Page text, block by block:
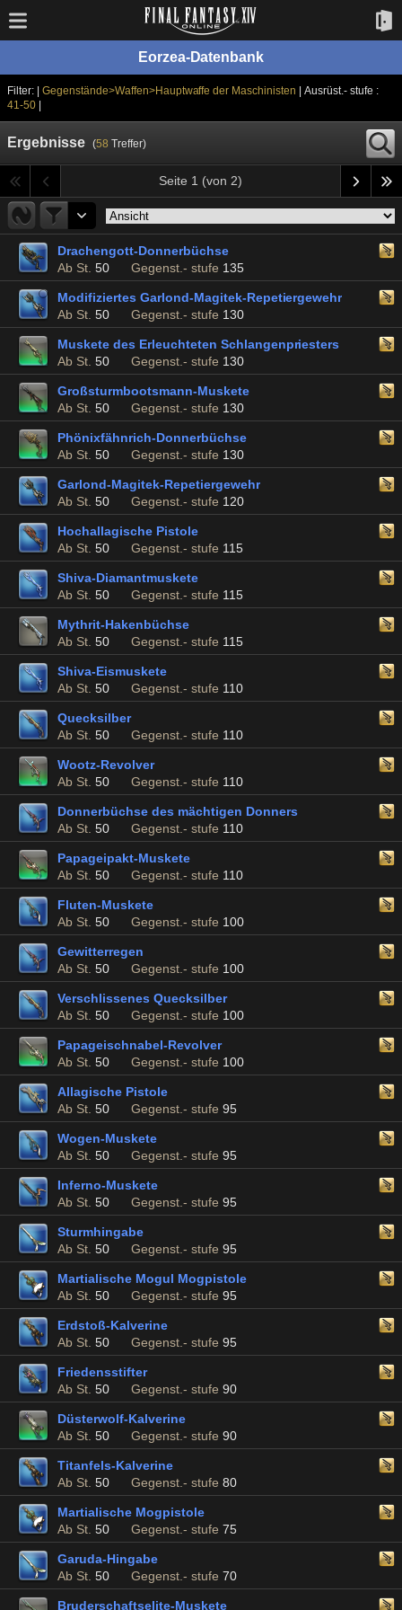
Eorzea-Datenbank
Filter: | Gegenstände>Waffen>Hauptwaffe der Maschinisten
| Ausrüst.- stufe :
41-50|
Ergebnisse (58 Treffer)
Seite 1 (von 2)
Drachengott-Donnerbüchse
Ab St. 50 Gegenst.- stufe 135
Modifiziertes Garlond-Magitek-Repetiergewehr
Ab St. 50 Gegenst.- stufe 130
Muskete des Erleuchteten Schlangenpriesters
Ab St. 50 Gegenst.- stufe 130
Großsturmbootsmann-Muskete
Ab St. 50 Gegenst.- stufe 130
Phönixfähnrich-Donnerbüchse
Ab St. 50 Gegenst.- stufe 130
Garlond-Magitek-Repetiergewehr
Ab St. 50 Gegenst.- stufe 120
Hochallagische Pistole
Ab St. 50 Gegenst.- stufe 115
Shiva-Diamantmuskete
Ab St. 50 Gegenst.- stufe 115
Mythrit-Hakenbüchse
Ab St. 50 Gegenst.- stufe 115
Shiva-Eismuskete
Ab St. 50 Gegenst.- stufe 110
Quecksilber
Ab St. 50 Gegenst.- stufe 110
Wootz-Revolver
Ab St. 50 Gegenst.- stufe 110
Donnerbüchse des mächtigen Donners
Ab St. 50 Gegenst.- stufe 110
Papageipakt-Muskete
Ab St. 50 Gegenst.- stufe 110
Fluten-Muskete
Ab St. 50 Gegenst.- stufe 100
Gewitterregen
Ab St. 50 Gegenst.- stufe 100
Verschlissenes Quecksilber
Ab St. 50 Gegenst.- stufe 100
Papageischnabel-Revolver
Ab St. 50 Gegenst.- stufe 100
Allagische Pistole
Ab St. 50 Gegenst.- stufe 95
Wogen-Muskete
Ab St. 50 Gegenst.- stufe 95
Inferno-Muskete
Ab St. 50 Gegenst.- stufe 95
Sturmhingabe
Ab St. 50 Gegenst.- stufe 95
Martialische Mogul Mogpistole
Ab St. 50 Gegenst.- stufe 95
Erdstoß-Kalverine
Ab St. 50 Gegenst.- stufe 95
Friedensstifter
Ab St. 50 Gegenst.- stufe 90
Düsterwolf-Kalverine
Ab St. 50 Gegenst.- stufe 90
Titanfels-Kalverine
Ab St. 50 Gegenst.- stufe 80
Martialische Mogpistole
Ab St. 50 Gegenst.- stufe 75
Garuda-Hingabe
Ab St. 50 Gegenst.- stufe 70
Bruderschaftselite-Muskete